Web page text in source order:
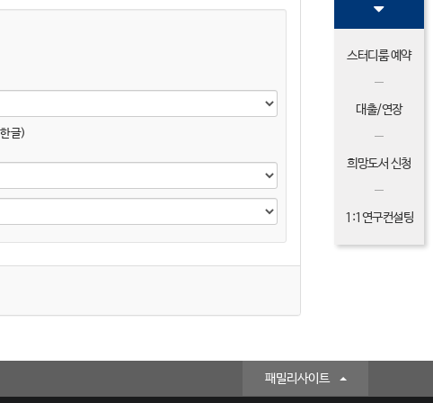
글)
스터디룸 예약
대출/연장
희망도서 신청
1:1연구컨설팅
패밀리사이트